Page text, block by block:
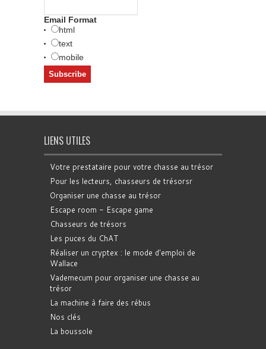
Email Format
html
text
mobile
LIENS UTILES
Votre prestataire pour votre chasse au trésor
Pour les lecteurs, chasseurs de trésorsr
Organiser une chasse au trésor
Escape room - Escape game
Chasseurs de trésors
Les puces du ChAT
Réaliser un cryptex : le mode d'emploi de
Wallace
Vademecum pour organiser une chasse au
trésor
La machine à faire des rébus
Nos clés
La boussole